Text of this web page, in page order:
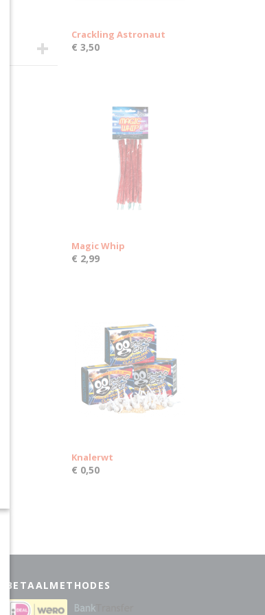
Crackling Astronaut
€ 3,50
Magic Whip
€ 2,99
Knalerwt
€ 0,50
BETAALMETHODES